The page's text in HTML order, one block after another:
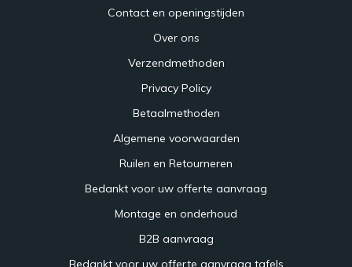
Contact en openingstijden
Over ons
Verzendmethoden
Privacy Policy
Betaalmethoden
Algemene voorwaarden
Ruilen en Retourneren
Bedankt voor uw offerte aanvraag
Montage en onderhoud
B2B aanvraag
Bedankt voor uw offerte aanvraag tafels